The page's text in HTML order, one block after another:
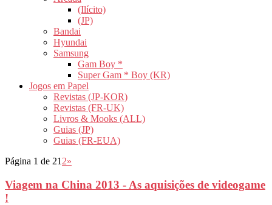
(Ilícito)
(JP)
Bandai
Hyundai
Samsung
Gam Boy *
Super Gam * Boy (KR)
Jogos em Papel
Revistas (JP-KOR)
Revistas (FR-UK)
Livros & Mooks (ALL)
Guias (JP)
Guias (FR-EUA)
Página 1 de 21 2»
Viagem na China 2013 - As aquisições de videogame
!